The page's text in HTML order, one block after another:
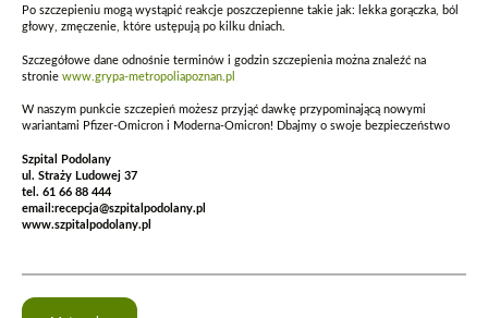
Po szczepieniu mogą wystąpić reakcje poszczepienne takie jak: lekka gorączka, ból
głowy, zmęczenie, które ustępują po kilku dniach.
Szczegółowe dane odnośnie terminów i godzin szczepienia można znaleźć na
stronie www.grypa-metropoliapoznan.pl
W naszym punkcie szczepień możesz przyjąć dawkę przypominającą nowymi
wariantami Pfizer-Omicron i Moderna-Omicron! Dbajmy o swoje bezpieczeństwo
Szpital Podolany
ul. Straży Ludowej 37
tel. 61 66 88 444
email:recepcja@szpitalpodolany.pl
www.szpitalpodolany.pl